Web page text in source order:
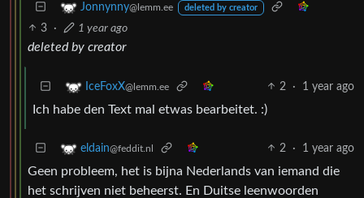
Jonnynny@lemm.ee deleted by creator
3 · 1 year ago
deleted by creator
IceFoxX@lemm.ee 2 · 1 year ago
Ich habe den Text mal etwas bearbeitet. :)
eldain@feddit.nl 2 · 1 year ago
Geen probleem, het is bijna Nederlands van iemand die
het schrijven niet beheerst. En Duitse leenwoorden